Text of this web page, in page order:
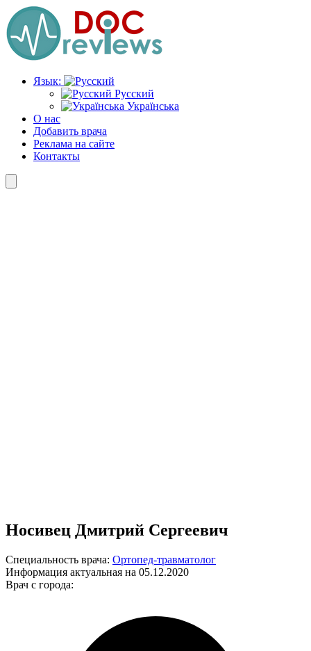
Перейти
к
содержимому
Язык:
Русский
Українська
О нас
Добавить врача
Реклама на сайте
Контакты
Носивец Дмитрий Сергеевич
Специальность врача: Ортопед-травматолог
Информация актуальная на 05.12.2020
Врач с города: